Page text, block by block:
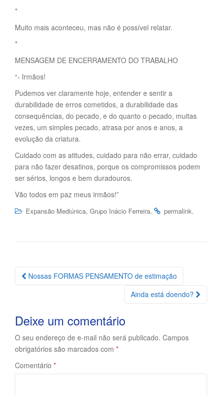
*
Muito mais aconteceu, mas não é possível relatar.
*
MENSAGEM DE ENCERRAMENTO DO TRABALHO
“- Irmãos!
Pudemos ver claramente hoje, entender e sentir a
durabilidade de erros cometidos, a durabilidade das
consequências, do pecado, e do quanto o pecado, muitas
vezes, um simples pecado, atrasa por anos e anos, a
evolução da criatura.
Cuidado com as atitudes, cuidado para não errar, cuidado
para não fazer desatinos, porque os compromissos podem
ser sérios, longos e bem duradouros.
Vão todos em paz meus irmãos!”
Expansão Mediúnica, Grupo Inácio Ferreira. permalink.
Navegação
Nossas FORMAS PENSAMENTO de estimação
Ainda está doendo?
Deixe um comentário
O seu endereço de e-mail não será publicado. Campos
obrigatórios são marcados com *
Comentário *